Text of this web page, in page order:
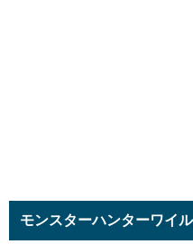
モンスターハンターワイ